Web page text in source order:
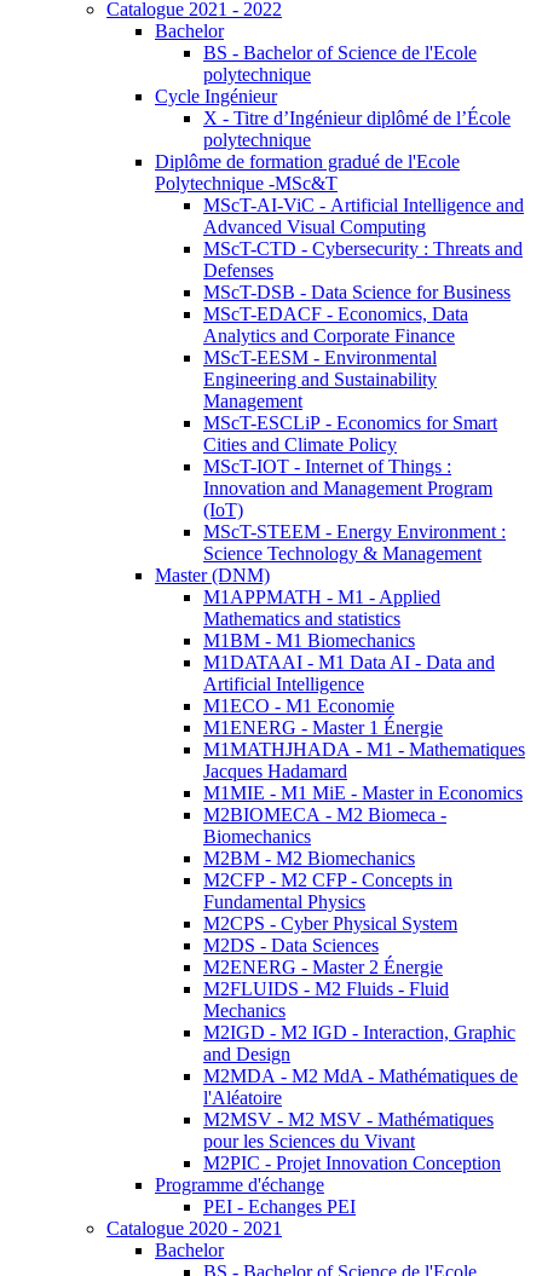
Catalogue 2021 - 2022
Bachelor
BS - Bachelor of Science de l'Ecole
polytechnique
Cycle Ingénieur
X - Titre d’Ingénieur diplômé de l’École
polytechnique
Diplôme de formation gradué de l'Ecole
Polytechnique -MSc&T
MScT-AI-ViC - Artificial Intelligence and
Advanced Visual Computing
MScT-CTD - Cybersecurity : Threats and
Defenses
MScT-DSB - Data Science for Business
MScT-EDACF - Economics, Data
Analytics and Corporate Finance
MScT-EESM - Environmental
Engineering and Sustainability
Management
MScT-ESCLiP - Economics for Smart
Cities and Climate Policy
MScT-IOT - Internet of Things :
Innovation and Management Program
(IoT)
MScT-STEEM - Energy Environment :
Science Technology & Management
Master (DNM)
M1APPMATH - M1 - Applied
Mathematics and statistics
M1BM - M1 Biomechanics
M1DATAAI - M1 Data AI - Data and
Artificial Intelligence
M1ECO - M1 Economie
M1ENERG - Master 1 Énergie
M1MATHJHADA - M1 - Mathematiques
Jacques Hadamard
M1MIE - M1 MiE - Master in Economics
M2BIOMECA - M2 Biomeca -
Biomechanics
M2BM - M2 Biomechanics
M2CFP - M2 CFP - Concepts in
Fundamental Physics
M2CPS - Cyber Physical System
M2DS - Data Sciences
M2ENERG - Master 2 Énergie
M2FLUIDS - M2 Fluids - Fluid
Mechanics
M2IGD - M2 IGD - Interaction, Graphic
and Design
M2MDA - M2 MdA - Mathématiques de
l'Aléatoire
M2MSV - M2 MSV - Mathématiques
pour les Sciences du Vivant
M2PIC - Projet Innovation Conception
Programme d'échange
PEI - Echanges PEI
Catalogue 2020 - 2021
Bachelor
BS - Bachelor of Science de l'Ecole